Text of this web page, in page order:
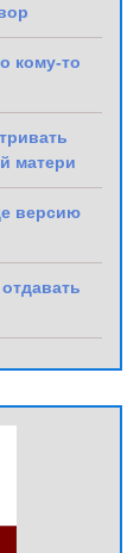
кому-то
матери
версию